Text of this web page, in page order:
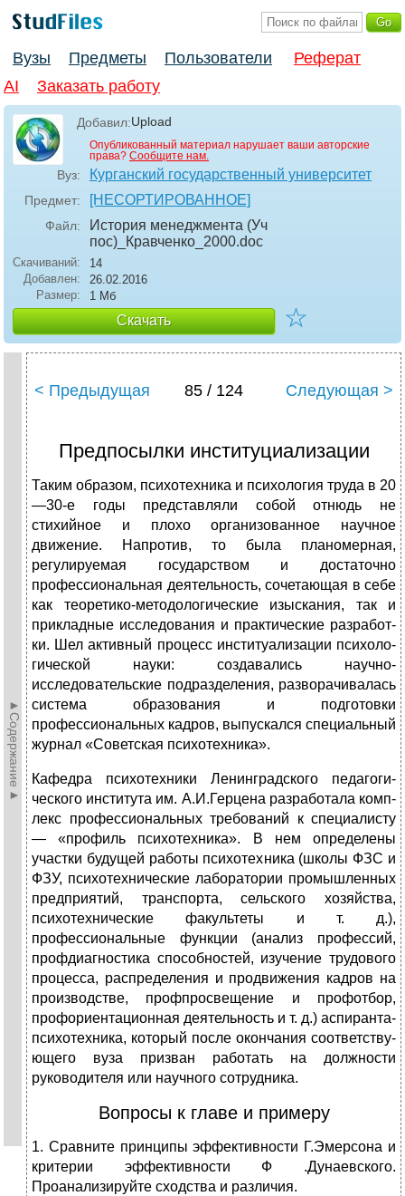
Вузы Предметы Пользователи
Реферат
AI
Заказать работу
Добавил:Upload
Опубликованный материал нарушает ваши авторские
права? Сообщите нам.
Вуз: Курганский государственный университет
Предмет: [НЕСОРТИРОВАННОЕ]
Файл:
История менеджмента (Уч
пос)_Кравченко_2000.doc
Скачиваний:
14
Добавлен:
26.02.2016
Размер:
1 Мб
Скачать ☆
►Содержание►
< Предыдущая 85 / 124 Следующая >
Предпосылки институциализации
Таким образом, психотехника и психология труда в 20
—30-е годы представляли собой отнюдь не
стихийное и плохо организованное научное
движение. Напротив, то была планомерная,
регулируемая государством и до­статочно
профессиональная деятельность, сочетающая в себе
как теоретико-методологические изыскания, так и
прикладные исследования и практические разработ­
ки. Шел активный процесс институализации психоло­
гической науки: создавались научно-
исследовательские подразделения, разворачивалась
система образования и подготовки
профессиональных кадров, выпускался спе­циальный
журнал «Советская психотехника».
Кафедра психотехники Ленинградского педагоги­
ческого института им. А.И.Герцена разработала комп­
лекс профессиональных требований к специалисту
— «профиль психотехника». В нем определены
участки будущей работы психотехника (школы ФЗС и
ФЗУ, пси­хотехнические лаборатории промышленных
предприя­тий, транспорта, сельского хозяйства,
психотехнические факультеты и т. д.),
профессиональные функции (ана­лиз профессий,
профдиагностика способностей, изуче­ние трудового
процесса, распределения и продвижения кадров на
производстве, профпросвещение и профотбор,
профориентационная деятельность и т. д.) аспиранта-
психотехника, который после окончания соответству­
ющего вуза призван работать на должности
руководителя или научного сотрудника.
Вопросы к главе и примеру
1. Сравните принципы эффективности Г.Эмерсона и
критерии эффективности Ф .Дунаевского.
Проанализируйте сходства и различия.